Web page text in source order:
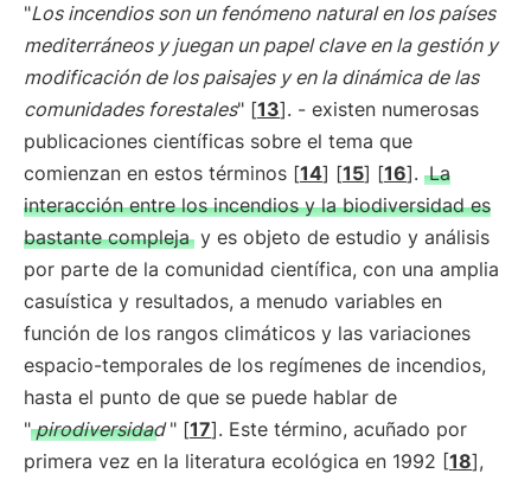
"Los incendios son un fenómeno natural en los países
mediterráneos y juegan un papel clave en la gestión y
modificación de los paisajes y en la dinámica de las
comunidades forestales" [13]. - existen numerosas
publicaciones científicas sobre el tema que
comienzan en estos términos [14] [15] [16]. La
interacción entre los incendios y la biodiversidad es
bastante compleja y es objeto de estudio y análisis
por parte de la comunidad científica, con una amplia
casuística y resultados, a menudo variables en
función de los rangos climáticos y las variaciones
espacio-temporales de los regímenes de incendios,
hasta el punto de que se puede hablar de
" pirodiversidad " [17]. Este término, acuñado por
primera vez en la literatura ecológica en 1992 [18],